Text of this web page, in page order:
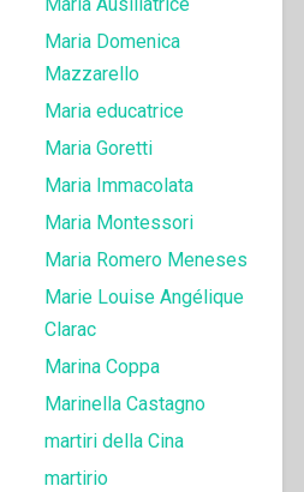
Maria Domenica
Mazzarello
Maria educatrice
Maria Goretti
Maria Immacolata
Maria Montessori
Maria Romero Meneses
Marie Louise Angélique
Clarac
Marina Coppa
Marinella Castagno
martiri della Cina
martirio